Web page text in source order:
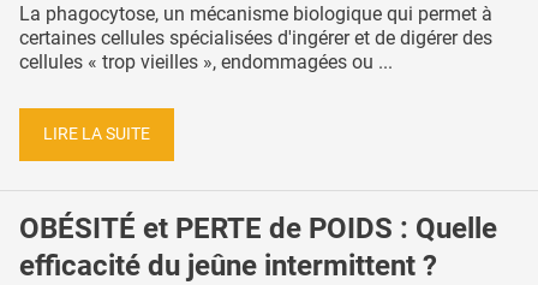
La phagocytose, un mécanisme biologique qui permet à
certaines cellules spécialisées d'ingérer et de digérer des
cellules « trop vieilles », endommagées ou ...
LIRE LA SUITE
OBÉSITÉ et PERTE de POIDS : Quelle
efficacité du jeûne intermittent ?